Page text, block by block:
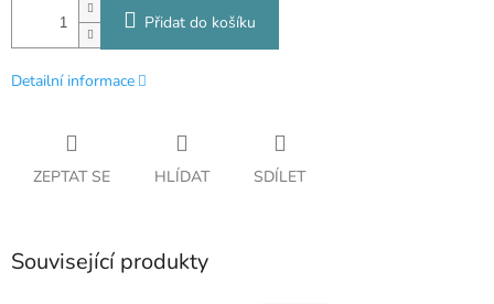
Přidat do košíku
Detailní informace
ZEPTAT SE HLÍDAT SDÍLET
Související produkty